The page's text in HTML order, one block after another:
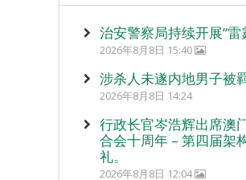
治安警察局持续开展“雷
2026年8月8日 15:40
涉杀人未遂内地男子被
2026年8月8日 14:24
行政长官岑浩辉出席澳
合会十周年 – 第四届架
礼。
2026年8月8日 12:04